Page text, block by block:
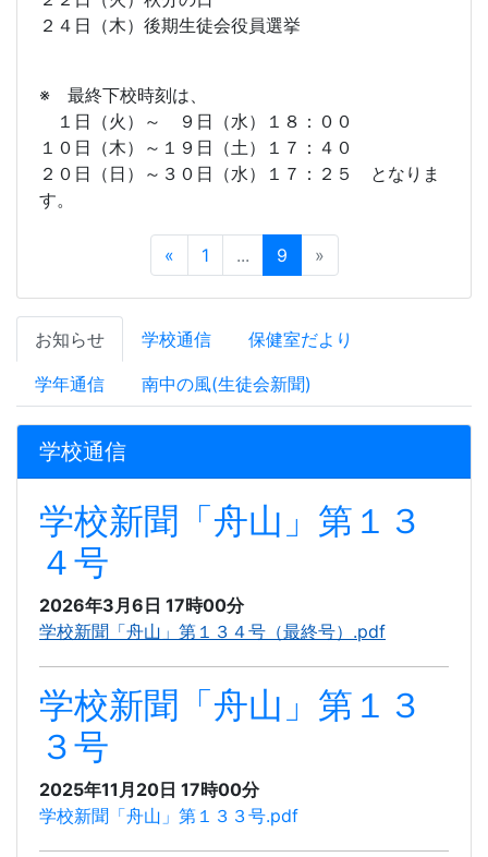
２４日（木）後期生徒会役員選挙
※ 最終下校時刻は、
１日（火）～ ９日（水）１８：００
１０日（木）～１９日（土）１７：４０
２０日（日）～３０日（水）１７：２５ となりま
す。
« 1 ... 9 »
お知らせ 学校通信 保健室だより
学年通信 南中の風(生徒会新聞)
学校通信
学校新聞「舟山」第１３
４号
2026年3月6日 17時00分
学校新聞「舟山」第１３４号（最終号）.pdf
学校新聞「舟山」第１３
３号
2025年11月20日 17時00分
学校新聞「舟山」第１３３号.pdf